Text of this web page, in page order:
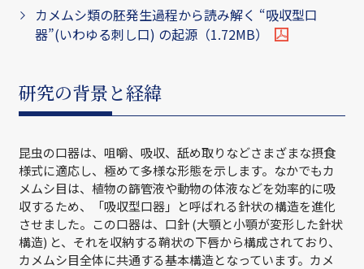
カメムシ類の胚発生過程から読み解く “吸収型口
器”(いわゆる刺し口) の起源（1.72MB）
研究の背景と経緯
昆虫の口器は、咀嚼、吸収、舐め取りなどさまざまな摂食
様式に適応し、極めて多様な形態を示します。なかでもカ
メムシ目は、植物の篩管液や動物の体液などを効率的に吸
収するため、「吸収型口器」と呼ばれる針状の構造を進化
させました。この口器は、口針 (大顎と小顎が変形した針状
構造) と、それを収納する鞘状の下唇から構成されており、
カメムシ目全体に共通する基本構造となっています。カメ